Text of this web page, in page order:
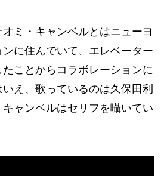
ミ・キャンベルとはニューヨ
に住んでいて、エレベーター
ことからコラボレーションに
え、歌っているのは久保田利
ャンベルはセリフを囁いてい